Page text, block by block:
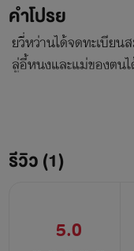
คำโปรย
ยวี่หว่านได้จดทะเบียน
ลู่อี้หนงและแม่ของตน
ภายนอกเหมือนจะเป็
เธอให้คุ้มค่าเช่นกัน! ง
สิ่งที่ทำได้มีแค่ต้องคอยร
รีวิว (1)
5.0